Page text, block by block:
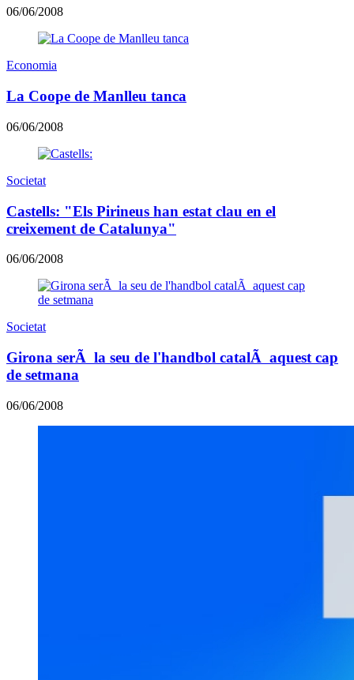
06/06/2008
Economia
La Coope de Manlleu tanca
06/06/2008
Societat
Castells: "Els Pirineus han estat clau en el
creixement de Catalunya"
06/06/2008
Societat
Girona serÃ la seu de l'handbol catalÃ aquest cap
de setmana
06/06/2008